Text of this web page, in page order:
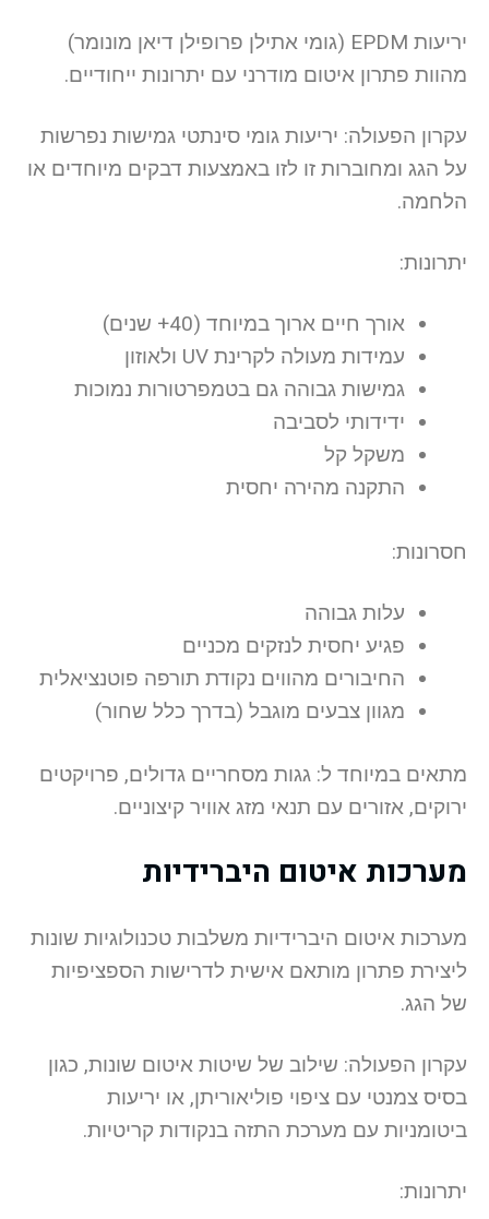
יריעות EPDM (גומי אתילן פרופילן דיאן מונומר)
מהוות פתרון איטום מודרני עם יתרונות ייחודיים.
עקרון הפעולה: יריעות גומי סינתטי גמישות נפרשות
על הגג ומחוברות זו לזו באמצעות דבקים מיוחדים או
הלחמה.
יתרונות:
אורך חיים ארוך במיוחד (40+ שנים)
עמידות מעולה לקרינת UV ולאוזון
גמישות גבוהה גם בטמפרטורות נמוכות
ידידותי לסביבה
משקל קל
התקנה מהירה יחסית
חסרונות:
עלות גבוהה
פגיע יחסית לנזקים מכניים
החיבורים מהווים נקודת תורפה פוטנציאלית
מגוון צבעים מוגבל (בדרך כלל שחור)
מתאים במיוחד ל: גגות מסחריים גדולים, פרויקטים
ירוקים, אזורים עם תנאי מזג אוויר קיצוניים.
מערכות איטום היברידיות
מערכות איטום היברידיות משלבות טכנולוגיות שונות
ליצירת פתרון מותאם אישית לדרישות הספציפיות
של הגג.
עקרון הפעולה: שילוב של שיטות איטום שונות, כגון
בסיס צמנטי עם ציפוי פוליאוריתן, או יריעות
ביטומניות עם מערכת התזה בנקודות קריטיות.
יתרונות: